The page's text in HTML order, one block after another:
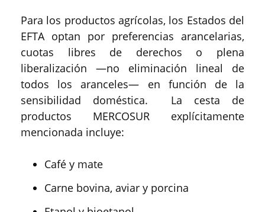
Para los productos agrícolas, los Estados del
EFTA optan por preferencias arancelarias,
cuotas libres de derechos o plena
liberalización —no eliminación lineal de
todos los aranceles— en función de la
sensibilidad doméstica. La cesta de
productos MERCOSUR explícitamente
mencionada incluye:
Café y mate
Carne bovina, aviar y porcina